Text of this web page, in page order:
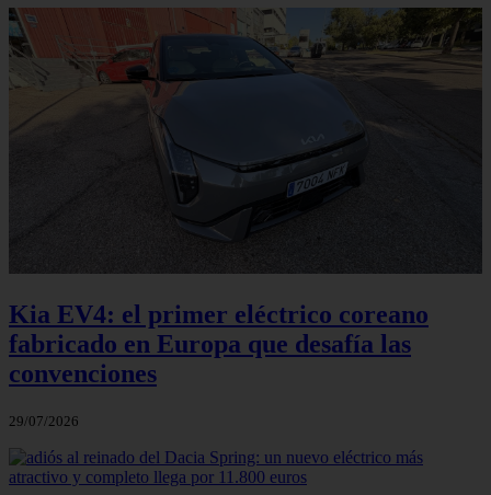
Kia EV4: el primer eléctrico coreano
fabricado en Europa que desafía las
convenciones
29/07/2026